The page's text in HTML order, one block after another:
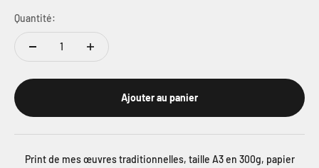
Quantité:
Ajouter au panier
Print de mes œuvres traditionnelles, taille A3 en 300g, papier